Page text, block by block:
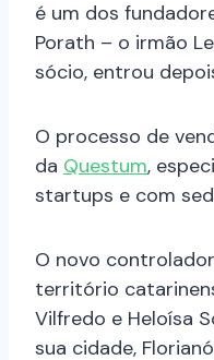
é um dos
Porath – o irmão
sócio, entrou
O processo de
da Questum,
startups e com
O novo
território
Vilfredo e Heloísa
sua cidade,